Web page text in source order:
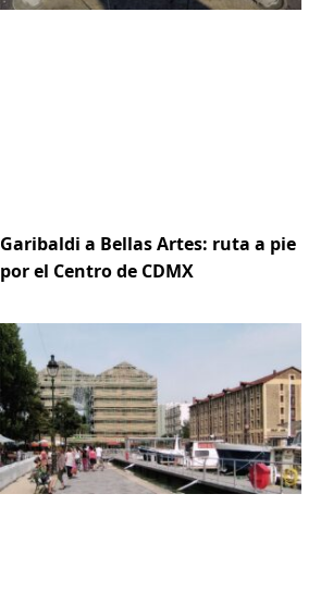
Garibaldi a Bellas Artes: ruta a pie
por el Centro de CDMX